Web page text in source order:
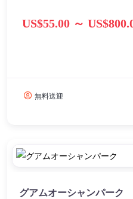
US$55.00 ～
無料送迎
グアムオーシャンパーク